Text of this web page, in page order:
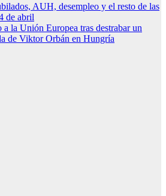
AUH, desempleo y el resto de las
de abril
a la Unión Europea tras destrabar un
de Viktor Orbán en Hungría